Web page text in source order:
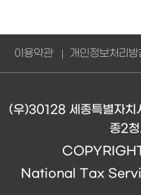
이용약관 개인정보처리방
(우)30128 세종특별자치
종2
National Tax